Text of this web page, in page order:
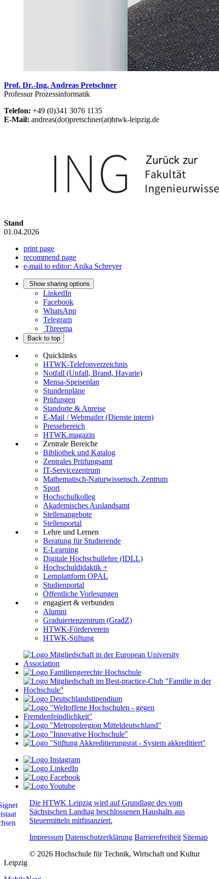
Prof. Dr.-Ing. Andreas Pretschner
Professur Prozessinformatik
Telefon: +49 (0)341 3076 1135
E-Mail: andreas(dot)pretschner(at)htwk-leipzig.de
Stand
01.04.2026
print page
recommend page
e-mail to editor: Anika Schreyer
Show sharing options
LinkedIn
Facebook
WhatsApp
Telegram
Threema
Back to top
Quicklinks
HTWK-Telefonverzeichnis
Notfall (Unfall, Brand, Havarie)
Mensa-Speiseplan
Stundenpläne
Prüfungen
Standorte & Anreise
E-Mail / Webmailer (Dienste intern)
Pressebereich
HTWK.magazin
Zentrale Bereiche
Bibliothek und Katalog
Zentrales Prüfungsamt
IT-Servicezentrum
Mathematisch-Naturwissensch. Zentrum
Sport
Hochschulkolleg
Akademisches Auslandsamt
Stellenangebote
Stellenportal
Lehre und Lernen
Beratung für Studierende
E-Learning
Digitale Hochschullehre (IDLL)
Hochschuldidaktik +
Lernplattform OPAL
Studienportal
Öffentliche Vorlesungen
engagiert & verbunden
Alumni
Graduiertenzentrum (GradZ)
HTWK-Förderverein
HTWK-Stiftung
Die HTWK Leipzig wird auf Grundlage des vom
Sächsischen Landtag beschlossenen Haushalts aus
Steuermitteln mitfinanziert.
Impressum Datenschutzerklärung Barrierefreiheit Sitemap
© 2026 Hochschule für Technik, Wirtschaft und Kultur
Leipzig